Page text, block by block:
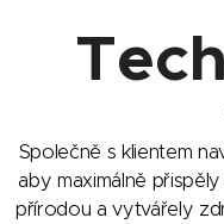
Společně s klientem
aby maximálně
přírodou a vytvářely